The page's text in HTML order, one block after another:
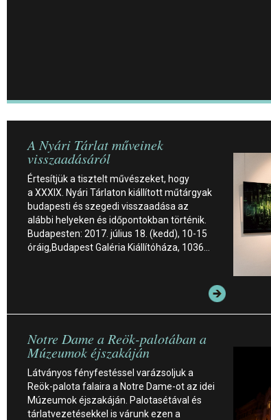
A Nyári Tárlat műveinek
visszaadásáról
Értesítjük a tisztelt művészeket, hogy
a XXXIX. Nyári Tárlaton kiállított műtárgyak
budapesti és szegedi visszaadása az
alábbi helyeken és időpontokban történik.
Budapesten: 2017. július 18. (kedd), 10-15
óráig,Budapest Galéria Kiállítóháza, 1036…
Notre Dame a Reök-palotában a
Múzeumok éjszakáján
Látványos fényfestéssel varázsoljuk a
Reök-palota falaira a Notre Dame-ot az idei
Múzeumok éjszakáján. Palotasétával és
tárlatvezetésekkel is várunk ezen a